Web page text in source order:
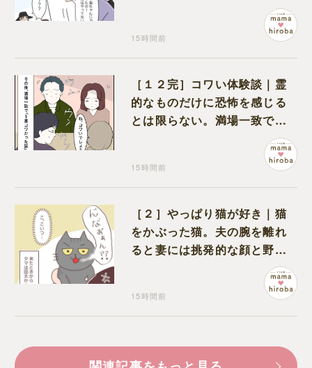
15時間前
［１２完］コワい体験談｜霊
的なものだけに恐怖を感じる
とは限らない。満場一致でコ
ワいと認定された意外な体験
15時間前
［２］やっぱり猫が好き｜猫
をかぶった猫。夫の腕を離れ
ると妻には挑発的な顔と野太
15時間前